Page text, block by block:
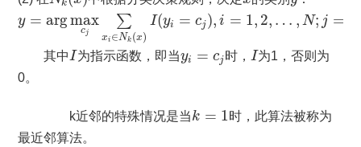
k
y = argmax
cj
∑
xi ∈Nk (x)
I(yi = cj), i = 1, 2, … , N; j =
max xi∈ k(x j) i= 2 … 1, 2,
其中I
I 为指示函数，即当yi = cj
yi =c 时， I
I 为1，否则为
0。
k近邻的特殊情况是当k = 1
k
时，此算法被称为
最近邻算法。